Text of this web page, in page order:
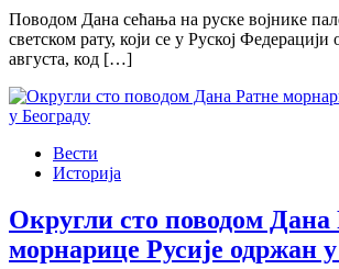
Поводом Дана сећања на руске војнике
светском рату, који се у Руској Федерацији
августа, код […]
Вести
Историја
Округли сто поводом Дана
морнарице Русије одржан